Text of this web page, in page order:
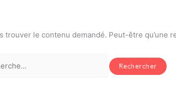
trouver le contenu demandé. Peut-être qu’une